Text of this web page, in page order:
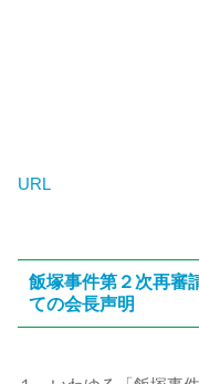
URL
飯塚事件第２次再審
ての会長声明